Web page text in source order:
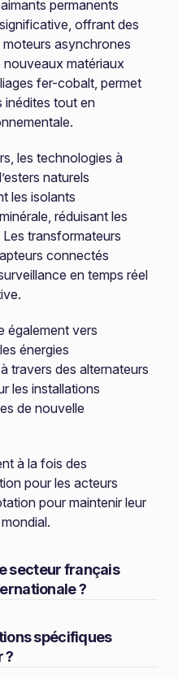
permanents
offrant des
asynchrones
nouveaux matériaux
fer-cobalt, permet
inédites tout en
les technologies à
naturels
les isolants
réduisant les
transformateurs
connectés
en temps réel
également vers
énergies
travers des alternateurs
les installations
de nouvelle
à la fois des
pour les acteurs
pour maintenir leur
secteur français
?
spécifiques
?